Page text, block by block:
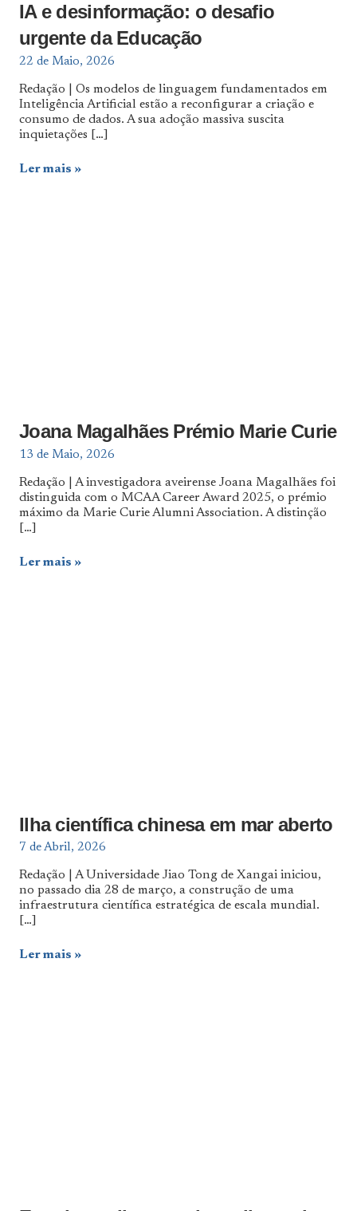
IA e desinformação: o desafio
urgente da Educação
22 de Maio, 2026
Redação | Os modelos de linguagem fundamentados em
Inteligência Artificial estão a reconfigurar a criação e
consumo de dados. A sua adoção massiva suscita
inquietações
[…]
Ler mais
Joana Magalhães Prémio Marie Curie
13 de Maio, 2026
Redação | A investigadora aveirense Joana Magalhães foi
distinguida com o MCAA Career Award 2025, o prémio
máximo da Marie Curie Alumni Association. A distinção
[…]
Ler mais
Ilha científica chinesa em mar aberto
7 de Abril, 2026
Redação | A Universidade Jiao Tong de Xangai iniciou,
no passado dia 28 de março, a construção de uma
infraestrutura científica estratégica de escala mundial.
[…]
Ler mais